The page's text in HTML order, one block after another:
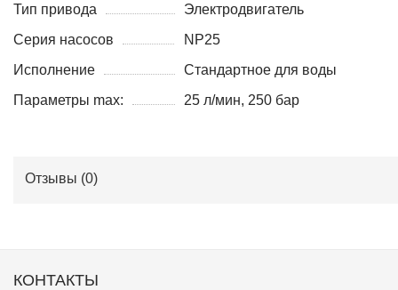
Тип привода
Электродвигатель
Серия насосов
NP25
Исполнение
Стандартное для воды
Параметры max:
25 л/мин, 250 бар
Отзывы (0)
КОНТАКТЫ